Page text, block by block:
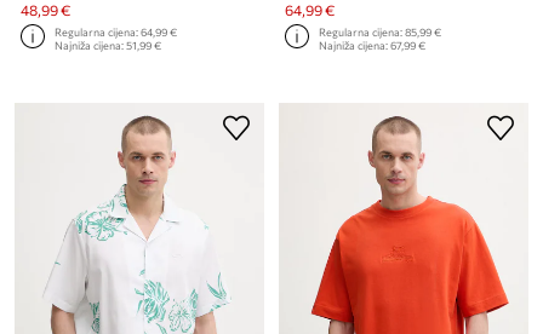
48,99 €
Regularna cijena:64,99 €
Najniža cijena:51,99 €
64,99 €
Regularna cijena:85,99 €
Najniža cijena:67,99 €